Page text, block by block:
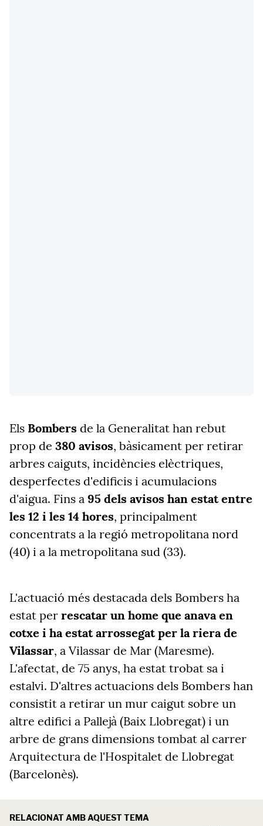
Els Bombers de la Generalitat han rebut
prop de 380 avisos, bàsicament per retirar
arbres caiguts, incidències elèctriques,
desperfectes d'edificis i acumulacions
d'aigua. Fins a 95 dels avisos han estat entre
les 12 i les 14 hores, principalment
concentrats a la regió metropolitana nord
(40) i a la metropolitana sud (33).
L'actuació més destacada dels Bombers ha
estat per rescatar un home que anava en
cotxe i ha estat arrossegat per la riera de
Vilassar, a Vilassar de Mar (Maresme).
L'afectat, de 75 anys, ha estat trobat sa i
estalvi. D'altres actuacions dels Bombers han
consistit a retirar un mur caigut sobre un
altre edifici a Pallejà (Baix Llobregat) i un
arbre de grans dimensions tombat al carrer
Arquitectura de l'Hospitalet de Llobregat
(Barcelonès).
RELACIONAT AMB AQUEST TEMA